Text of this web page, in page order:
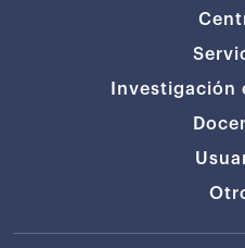
Investigación